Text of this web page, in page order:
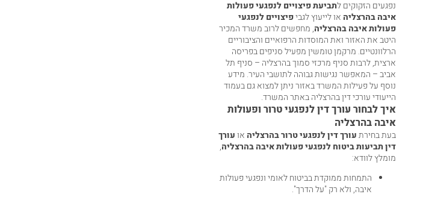
נפגעים הזקוקים לתביעת פיצויים לנפגעי פעולות
איבה בהרצליה או לייעוץ לגביפיצויים לנפגעי
פעולות איבה בהרצליה, מחפשים לרוב משרד המכיר
היטב את האזור ואת המוסדות הרפואיים והציבוריים
הרלוונטיים. מרקמן טומשין מפעיל סניפים בפריסה
ארצית, לרבות סניף מרכזי סמוך בהרצליה – סניף תל
אביב– המאפשר נגישות גבוהה לתושבי העיר. מידע
נוסף על פעילות המשרד באזור ניתן למצוא גם בעמוד
הייעודיעורכי דין בהרצליהבאתר המשרד.
איך לבחור עורך דין לנפגעי טרור ופעולות
איבה בהרצליה
בעת בחירתעורך דין לנפגעי טרור בהרצליה אועורך
דין תביעות ביטוח לנפגעי פעולות איבה בהרצליה,
מומלץ לוודא:
התמחות ממוקדת בביטוח לאומי ונפגעי פעולות
איבה, ולא רק "על הדרך".